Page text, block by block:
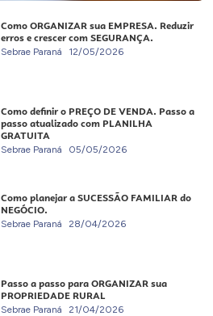
Como ORGANIZAR sua EMPRESA. Reduzir
erros e crescer com SEGURANÇA.
Sebrae Paraná 12/05/2026
Como definir o PREÇO DE VENDA. Passo a
passo atualizado com PLANILHA
GRATUITA
Sebrae Paraná 05/05/2026
Como planejar a SUCESSÃO FAMILIAR do
NEGÓCIO.
Sebrae Paraná 28/04/2026
Passo a passo para ORGANIZAR sua
PROPRIEDADE RURAL
Sebrae Paraná 21/04/2026